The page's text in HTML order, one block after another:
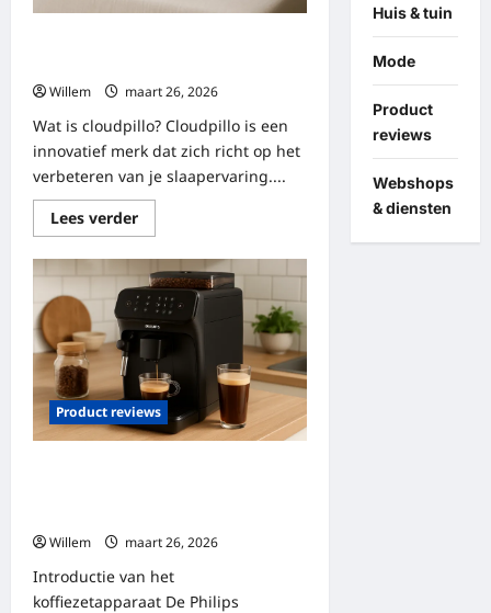
Willem
maart 26, 2026
Wat is cloudpillo? Cloudpillo is een
innovatief merk dat zich richt op het
verbeteren van je slaapervaring....
Lees verderLees
meer
Cloudpillo:
van
producten
tot
slaapkwaliteit
Product reviews
Willem
maart 26, 2026
Introductie van het
koffiezetapparaat De Philips
Huis & tuin
Mode
Product
reviews
Webshops
& diensten